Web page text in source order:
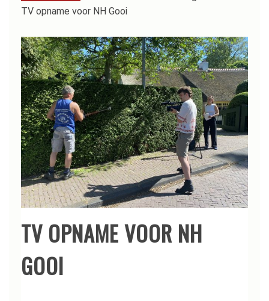
TV opname voor NH Gooi
TV OPNAME VOOR NH
GOOI